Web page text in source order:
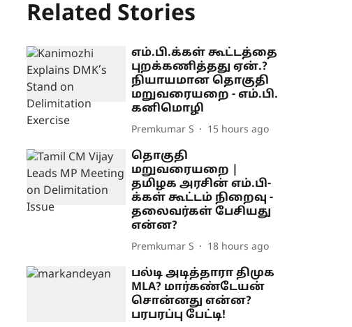
Related Stories
எம்.பி.க்கள் கூட்டத்தை
புறக்கணித்தது ஏன்.?
நியாயமான தொகுதி
மறுவரையறை - எம்.பி.
கனிமொழி
Premkumar S 15 hours ago
தொகுதி
மறுவரையறை |
தமிழக அரசின் எம்.பி-
க்கள் கூட்டம் நிறைவு -
தலைவர்கள் பேசியது
என்ன?
Premkumar S 18 hours ago
பல்டி அடித்தாரா திமுக
MLA? மார்கண்டேயன்
சொன்னது என்ன?
பரபரப்பு பேட்டி!